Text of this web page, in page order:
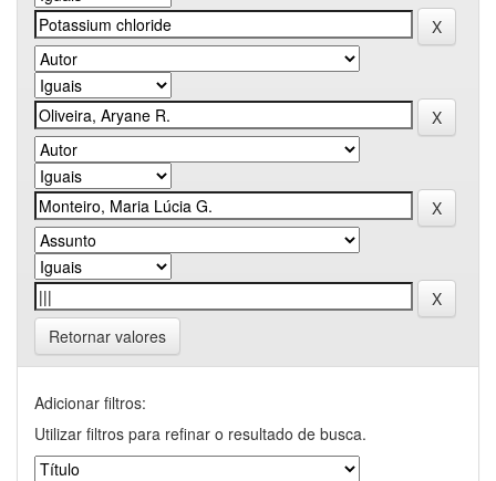
Retornar valores
Adicionar filtros:
Utilizar filtros para refinar o resultado de busca.